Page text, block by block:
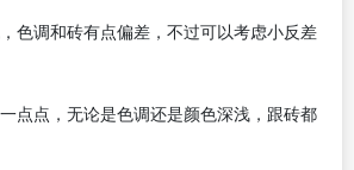
色调和砖有点偏差，不过可以考虑小反差
点点，无论是色调还是颜色深浅，跟砖都